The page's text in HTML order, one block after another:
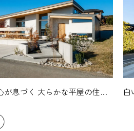
が息づく 大らかな平屋の住ま